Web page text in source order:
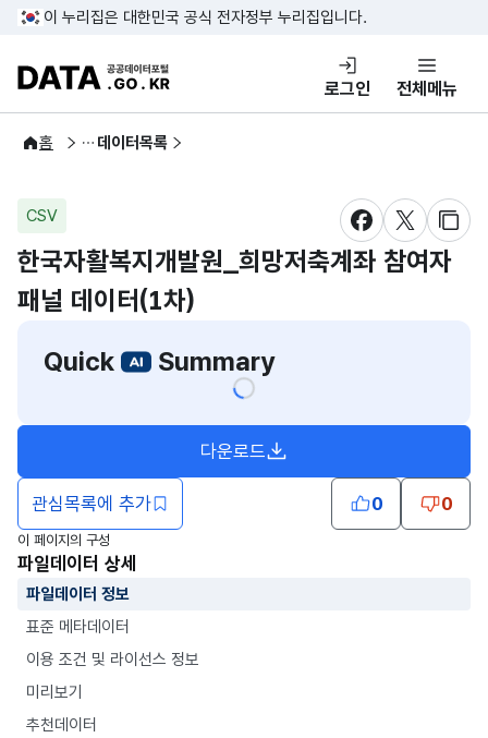
콘텐츠 바로가기
푸터 바로가기
이 누리집은 대한민국 공식 전자정부 누리집입니다.
DATA.GO.KR 공공데이터포털
로그인 전체메뉴
홈
공공데이터 데이터목록
CSV
새창 열림새창 열림
새창
한국자활복지개발원_희망저축계좌 참여자
패널 데이터(1차)
Quick
Summary
관심목록에 추가
다운로드
0 0
이 페이지의 구성
파일데이터 상세
파일데이터 정보
표준 메타데이터
이용 조건 및 라이선스 정보
미리보기
추천데이터